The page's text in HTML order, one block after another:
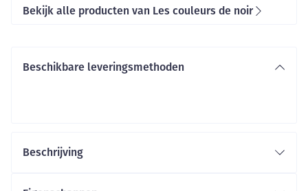
Bekijk alle producten van Les couleurs de noir
Beschikbare leveringsmethoden
Beschrijving